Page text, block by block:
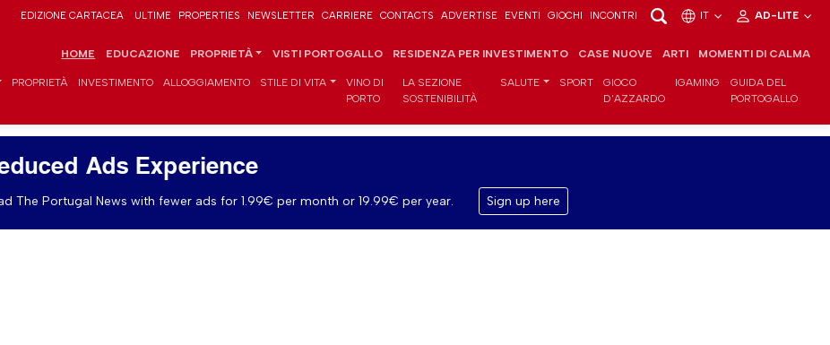
EDIZIONE CARTACEA ULTIME PROPERTIES NEWSLETTER CARRIERE CONTACTS ADVERTISE EVENTI GIOCHI INCONTRI IT AD-LITE
HOME EDUCAZIONE PROPRIETÀ VISTI PORTOGALLO RESIDENZA PER INVESTIMENTO CASE NUOVE ARTI MOMENTI DI CALMA
PROPRIETÀ INVESTIMENTO ALLOGGIAMENTO STILE DI VITA
VINO DI
PORTO
LA SEZIONE
SOSTENIBILITÀ
SALUTE SPORT
GIOCO
D'AZZARDO
IGAMING
GUIDA DEL
PORTOGALLO
Ads Experience
The Portugal News with fewer ads for 1.99€ per month or 19.99€ per year. Sign up here